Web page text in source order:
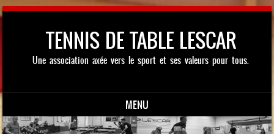
TENNIS DE TABLE LESCAR
Une association axée vers le sport et ses valeurs pour tous.
MENU
Skip to content